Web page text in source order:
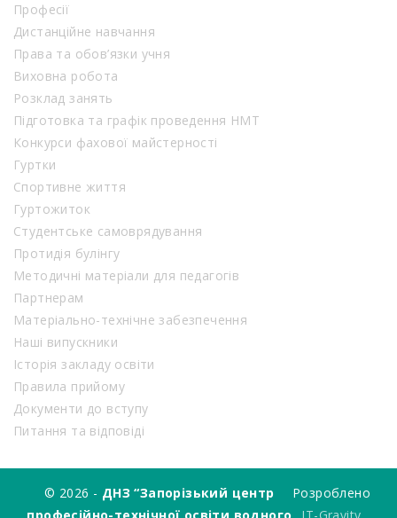
Професії
Дистанційне навчання
Права та обов’язки учня
Виховна робота
Розклад занять
Підготовка та графік проведення НМТ
Конкурси фахової майстерності
Гуртки
Спортивне життя
Гуртожиток
Студентське самоврядування
Протидія булінгу
Методичні матеріали для педагогів
Партнерам
Матеріально-технічне забезпечення
Наші випускники
Історія закладу освіти
Правила прийому
Документи до вступу
Питання та відповіді
© 2026 - ДНЗ “Запорізький центр
Розроблено